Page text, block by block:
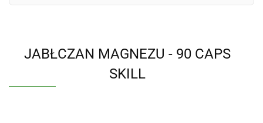
JABŁCZAN MAGNEZU - 90 CAPS
SKILL